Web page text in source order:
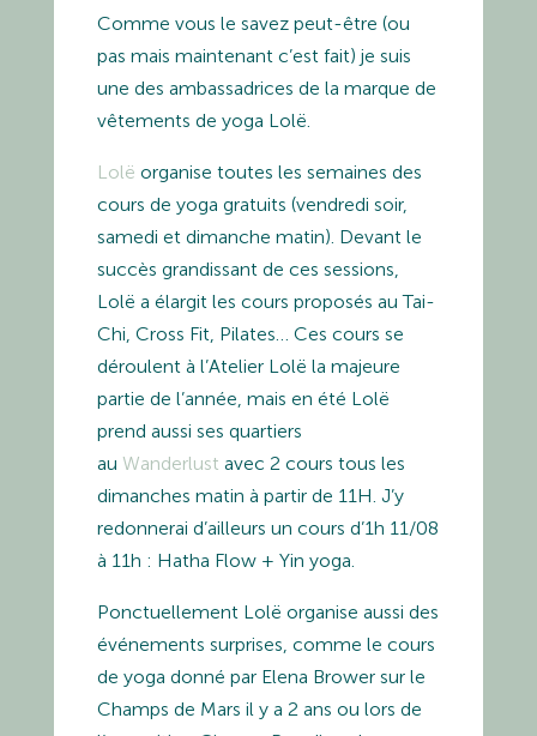
Comme vous le savez peut-être (ou
pas mais maintenant c’est fait) je suis
une des ambassadrices de la marque de
vêtements de yoga Lolë.
Lolë organise toutes les semaines des
cours de yoga gratuits (vendredi soir,
samedi et dimanche matin). Devant le
succès grandissant de ces sessions,
Lolë a élargit les cours proposés au Tai-
Chi, Cross Fit, Pilates… Ces cours se
déroulent à l’Atelier Lolë la majeure
partie de l’année, mais en été Lolë
prend aussi ses quartiers
au Wanderlust avec 2 cours tous les
dimanches matin à partir de 11H. J’y
redonnerai d’ailleurs un cours d’1h 11/08
à 11h : Hatha Flow + Yin yoga.
Ponctuellement Lolë organise aussi des
événements surprises, comme le cours
de yoga donné par Elena Brower sur le
Champs de Mars il y a 2 ans ou lors de